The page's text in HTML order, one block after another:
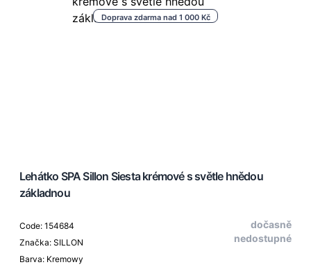
Doprava zdarma nad 1 000 Kč
Lehátko SPA Sillon Siesta krémové s světle hnědou
základnou
Code: 154684
Značka: SILLON
Barva: Kremowy
dočasně
nedostupné